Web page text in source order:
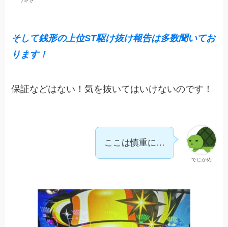
そして銭形の上位ST駆け抜け報告は多数聞いてお
ります！
保証などはない！気を抜いてはいけないのです！
でじかめ
ここは慎重に…